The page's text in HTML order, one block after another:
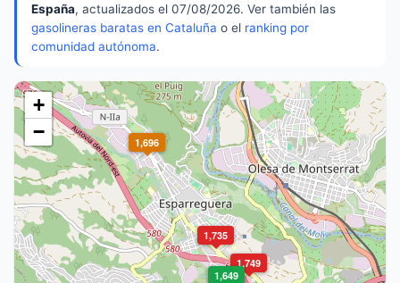
España, actualizados el 07/08/2026. Ver también las
gasolineras baratas en Cataluña o el ranking por
comunidad autónoma.
1,649
1,696
1,735
1,749
+
−